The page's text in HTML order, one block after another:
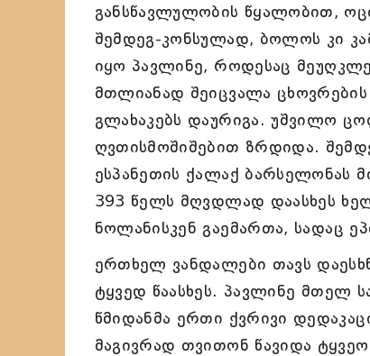
განსწავლულობის წყალობით,
შემდეგ-კონსულად, ბოლოს კი
იყო პავლინე, როდესაც
მთლიანად შეიცვალა
გლახაკებს დაურიგა. უშვილო
ღვთისმოშიშებით ზრდიდა.
ესპანეთის ქალაქ ბარსელონას
393 წელს მღვდლად დაასხეს
ნოლანისკენ გაემართა, სადაც
ერთხელ ვანდალები თავს
ტყვედ წაასხეს. პავლინე მთელ
წმიდანმა ერთი ქვრივი
მაგივრად თვითონ წავიდა